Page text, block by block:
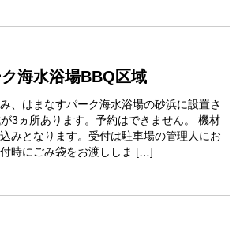
海水浴場BBQ区域
、はまなすパーク海水浴場の砂浜に設置さ
3ヵ所あります。予約はできません。 機材
みとなります。受付は駐車場の管理人にお
時にごみ袋をお渡ししま […]